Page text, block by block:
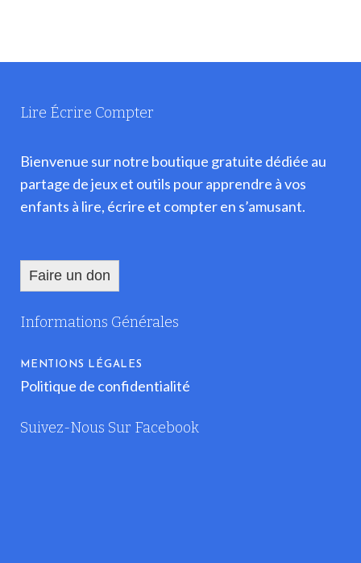
Lire Écrire Compter
Bienvenue sur notre boutique gratuite dédiée au
partage de jeux et outils pour apprendre à vos
enfants à lire, écrire et compter en s’amusant.
Faire un don
Informations Générales
MENTIONS LÉGALES
Politique de confidentialité
Suivez-Nous Sur Facebook